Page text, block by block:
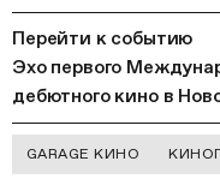
Перейти к событию
Эхо первого
дебютного кино в
GARAGE КИНО